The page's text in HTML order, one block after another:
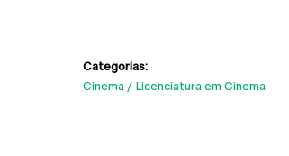
Categorias:
Cinema
Licenciatura em Cinema